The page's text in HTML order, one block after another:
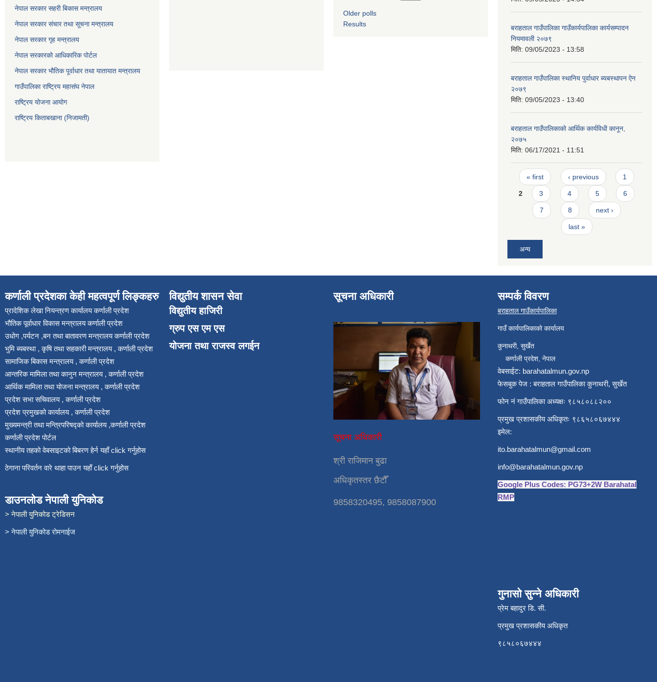
नेपाल सरकार सहरी बिकास मन्त्रालय
नेपाल सरकार संचार तथा सूचना मन्त्रालय
नेपाल सरकार गृह मन्त्रालय
नेपाल सरकारको आधिकारिक पोर्टल
नेपाल सरकार भौतिक पूर्वाधार तथा यातायात मन्त्रालय
गाउँपालिका राष्ट्रिय महासंघ नेपाल
राष्ट्रिय योजना आयोग
राष्ट्रिय किताबखाना (निजामती)
Older polls
Results
बराहताल गाउँपालिका गाउँकार्यपालिका कार्यसम्पादन
नियमावली २०७९
मिति: 09/05/2023 - 13:58
बराहताल गाउँपालिका स्थानिय पुर्वाधार ब्यबस्थापन ऐन
२०७९
मिति: 09/05/2023 - 13:40
बराहताल गाउँपालिकाको आर्थिक कार्यविधी कानून,
२०७५
मिति: 06/17/2021 - 11:51
Pages
« first ‹ previous 1
2 3 4 5 6
7 8 next ›
last »
अन्य
कर्णाली प्रदेशका केही महत्वपूर्ण लिङ्कहरु
प्रादेशिक लेखा नियन्त्रण कार्यालय कर्णाली प्रदेश
भौतिक पूर्वाधार विकास मन्त्रालय कर्णाली प्रदेश
उधोग ,पर्यटन ,बन तथा बातावरण मन्त्रालय कर्णाली प्रदेश
भुमि ब्यबस्था , कृषि तथा सहकारी मन्त्रालय , कर्णाली प्रदेश
सामाजिक बिकास मन्त्रालय , कर्णाली प्रदेश
आन्तरिक मामिला तथा कानुन मन्त्रालय , कर्णाली प्रदेश
आर्थिक मामिला तथा योजना मन्त्रालय , कर्णाली प्रदेश
प्रदेश सभा सचिवालय , कर्णाली प्रदेश
प्रदेश प्रमुखको कार्यालय , कर्णाली प्रदेश
मुख्यमन्त्री तथा मन्त्रिपरिषद्को कार्यालय ,कर्णाली प्रदेश
कर्णाली प्रदेश पोर्टल
स्थानीय तहको वेबसाइटको बिबरण हेर्न यहाँ click गर्नुहोस
ठेगाना परिवर्तन वारे थाहा पाउन यहाँ click गर्नुहोस
डाउनलोड नेपाली युनिकोड
> नेपाली युनिकोड ट्रेडिसन
> नेपाली युनिकोड रोमनाईज
विद्युतीय शासन सेवा
विद्युतीय हाजिरी
ग्रुप एस एम एस
योजना तथा राजस्व लगईन
सूचना अधिकारी
सूचना अधिकारी
श्री राजिमान बुढा
अधिकृतस्तर छैटौँ
9858320495, 9858087900
सम्पर्क विवरण
बराहताल गाउँकार्यपालिका
गाउँ कार्यपालिकाको कार्यालय
कुनाथरी, सुर्खेत
कर्णाली प्रदेश, नेपाल
वेबसाईट: barahatalmun.gov.np
फेसबुक पेज : बराहताल गाउँपालिका कुनाथरी, सुर्खेत
फोन नं गाउँपालिका अध्यक्षः ९८५८०८८२००
प्रमुख प्रशासकीय अधिकृतः ९८६५८०६७४४४
इमेल:
ito.barahatalmun@gmail.com
info@barahatalmun.gov.np
Google Plus Codes: PG73+2W Barahatal
RMP
गुनासो सुन्ने अधिकारी
प्रेम बहादुर डि. सी.
प्रमुख प्रशासकीय अधिकृत
९८५८०६७४४४